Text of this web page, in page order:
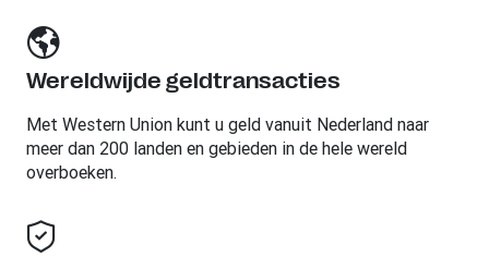
Wereldwijde geldtransacties
Met Western Union kunt u geld vanuit Nederland naar
meer dan 200 landen en gebieden in de hele wereld
overboeken.